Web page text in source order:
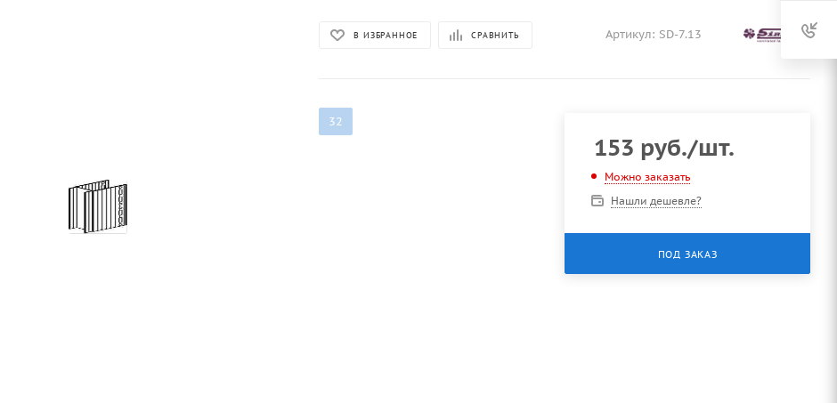
В ИЗБРАННОЕ СРАВНИТЬ Артикул: SD-7.13
32
153 руб./шт.
Можно заказать
Нашли дешевле?
ПОД ЗАКАЗ